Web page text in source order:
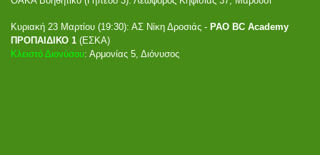
Κυριακή 23 Μαρτίου (19:30): ΑΣ Νίκη Δροσιάς - PAO BC Academy
ΠΡΟΠΑΙΔΙΚΟ 1 (ΕΣΚΑ)
Κλειστό Διονύσου: Αρμονίας 5, Διόνυσος